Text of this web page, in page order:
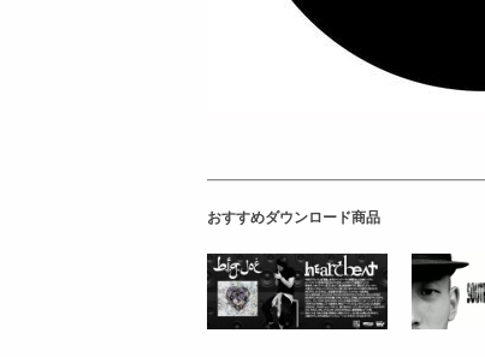
おすすめダウンロード商品